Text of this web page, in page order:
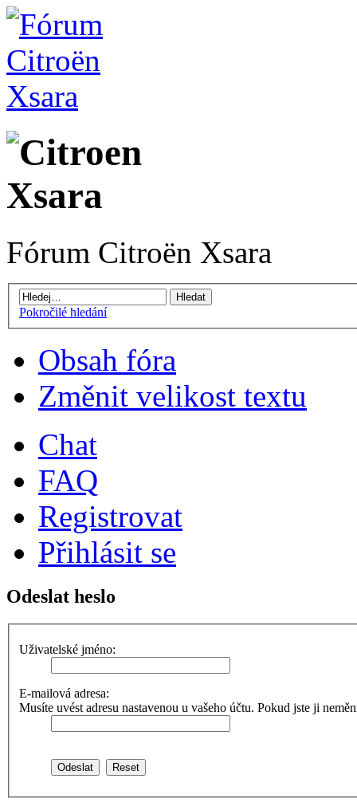
Fórum Citroën Xsara
Pokročilé hledání
Obsah fóra
Změnit velikost textu
Chat
FAQ
Registrovat
Přihlásit se
Odeslat heslo
Uživatelské jméno:
E-mailová adresa:
Musíte uvést adresu nastavenou u vašeho účtu. Pokud jste ji